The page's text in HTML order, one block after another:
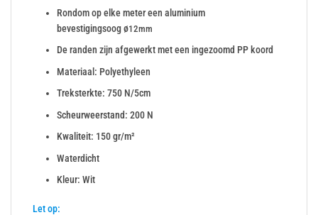
Rondom op elke meter een aluminium
bevestigingsoog ø12mm
De randen zijn afgewerkt met een ingezoomd PP koord
Materiaal: Polyethyleen
Treksterkte: 750 N/5cm
Scheurweerstand: 200 N
Kwaliteit: 150 gr/m²
Waterdicht
Kleur: Wit
Let op: